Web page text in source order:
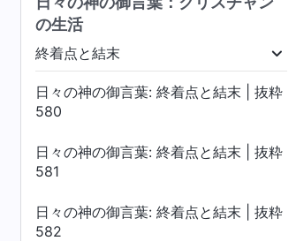
の生活
終着点と結末
いのちへの入り 終着点と結末
日々の神の御言葉: 終着点と結末 | 抜粋
580
日々の神の御言葉: 終着点と結末 | 抜粋
581
日々の神の御言葉: 終着点と結末 | 抜粋
582